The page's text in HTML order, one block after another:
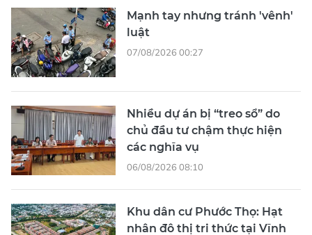
Mạnh tay nhưng tránh 'vênh'
luật
07/08/2026 00:27
Nhiều dự án bị “treo sổ” do
chủ đầu tư chậm thực hiện
các nghĩa vụ
06/08/2026 08:10
Khu dân cư Phước Thọ: Hạt
nhân đô thị tri thức tại Vĩnh